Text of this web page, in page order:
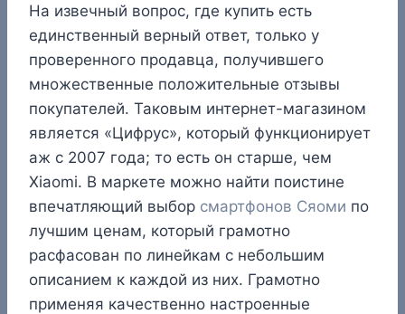
На извечный вопрос, где купить есть
единственный верный ответ, только у
проверенного продавца, получившего
множественные положительные отзывы
покупателей. Таковым интернет-магазином
является «Цифрус», который функционирует
аж с 2007 года; то есть он старше, чем
Xiaomi. В маркете можно найти поистине
впечатляющий выбор смартфонов Сяоми по
лучшим ценам, который грамотно
расфасован по линейкам с небольшим
описанием к каждой из них. Грамотно
применяя качественно настроенные